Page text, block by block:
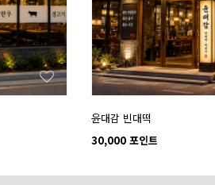
윤대감 빈대떡
30,000 포인트